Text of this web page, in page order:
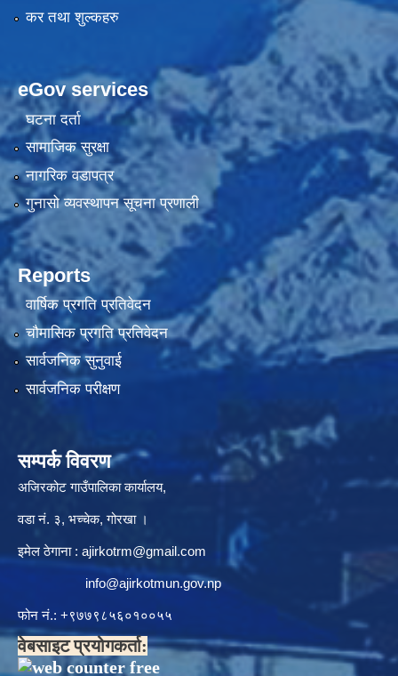
कर तथा शुल्कहरु
eGov services
घटना दर्ता
सामाजिक सुरक्षा
नागरिक वडापत्र
गुनासो व्यवस्थापन सूचना प्रणाली
Reports
वार्षिक प्रगति प्रतिवेदन
चौमासिक प्रगति प्रतिवेदन
सार्वजनिक सुनुवाई
सार्वजनिक परीक्षण
सम्पर्क विवरण
अजिरकोट गाउँपालिका कार्यालय,
वडा नं. ३, भच्चेक, गोरखा ।
इमेल ठेगाना : ajirkotrm@gmail.com
info@ajirkotmun.gov.np
फोन नं.: ‍‌+९७७९८५६०१००५५
वेबसाइट प्रयोगकर्ता: